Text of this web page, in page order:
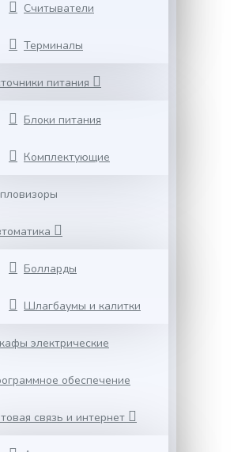
Считыватели
Терминалы
питания
Блоки питания
Комплектующие
Болларды
Шлагбаумы и калитки
электрические
обеспечение
связь и интернет